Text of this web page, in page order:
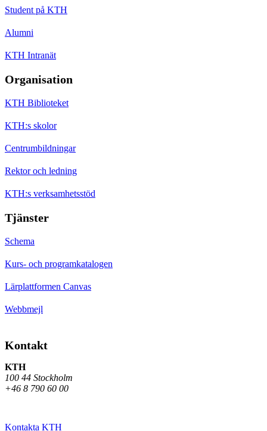
Student på KTH
Alumni
KTH Intranät
Organisation
KTH Biblioteket
KTH:s skolor
Centrumbildningar
Rektor och ledning
KTH:s verksamhetsstöd
Tjänster
Schema
Kurs- och programkatalogen
Lärplattformen Canvas
Webbmejl
Kontakt
KTH
100 44 Stockholm
+46 8 790 60 00
Kontakta KTH